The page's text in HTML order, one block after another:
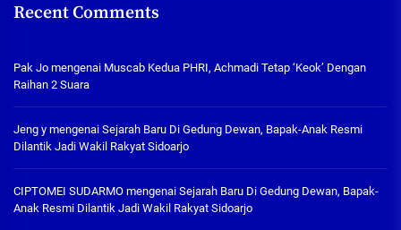
Recent Comments
Pak Jo mengenai Muscab Kedua PHRI, Achmadi Tetap ‘Keok’ Dengan
Raihan 2 Suara
Jeng y mengenai Sejarah Baru Di Gedung Dewan, Bapak-Anak Resmi
Dilantik Jadi Wakil Rakyat Sidoarjo
CIPTOMEI SUDARMO mengenai Sejarah Baru Di Gedung Dewan, Bapak-
Anak Resmi Dilantik Jadi Wakil Rakyat Sidoarjo